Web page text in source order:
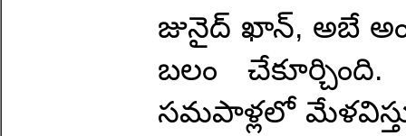
జునైద్ ఖాన్, అబే
బలం
సమపాళ్లలో